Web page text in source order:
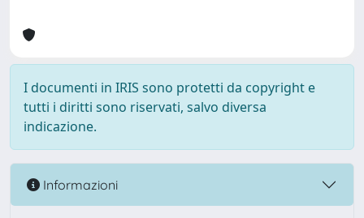
I documenti in IRIS sono protetti da copyright e
tutti i diritti sono riservati, salvo diversa
indicazione.
Informazioni